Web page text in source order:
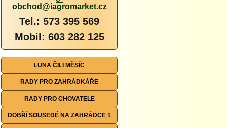
obchod@iagromarket.cz
Tel.: 573 395 569
Mobil: 603 282 125
LUNA ČILI MĚSÍC
RADY PRO ZAHRÁDKÁŘE
RADY PRO CHOVATELE
DOBŘÍ SOUSEDÉ NA ZAHRÁDCE 1